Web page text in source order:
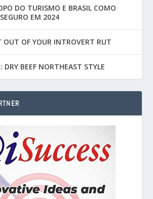
DO TURISMO E BRASIL COMO
EM 2024
OUT OF YOUR INTROVERT RUT
DRY BEEF NORTHEAST STYLE